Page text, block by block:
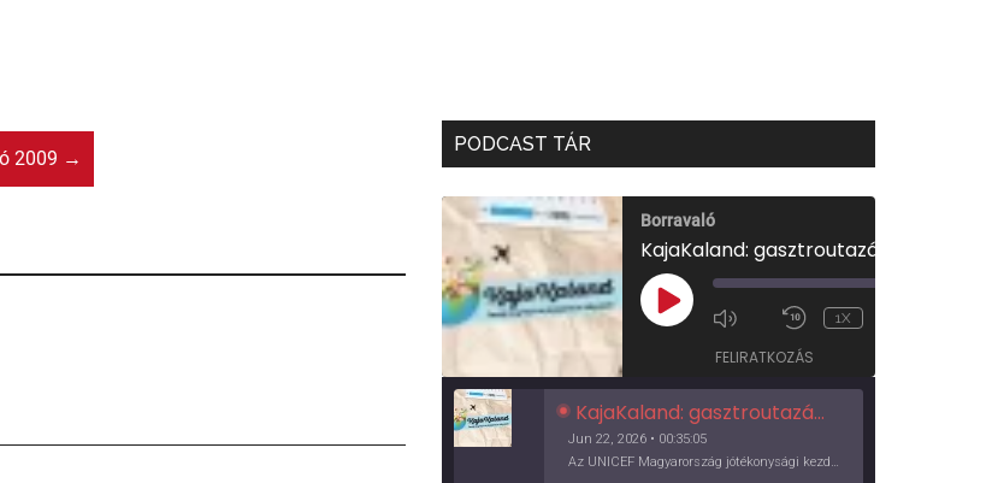
2009 →
PODCAST TÁR
Borravaló
PLAY
EPISODE
1X
FELIRATKOZÁS
KajaKaland: gasztroutazás a föld körül
Jun 22, 2026 • 00:35:05
Az UNICEF Magyarország jótékonysági kezdeményezése izgalmas, egész éves világkörüli ízutazásra hív, igazi családi program és gasztroedukáció, illetve segítség a rászorulóknak is egyben.